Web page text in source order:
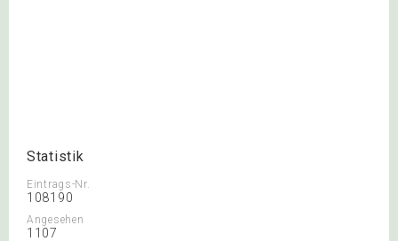
Statistik
Eintrags-Nr.
108190
Angesehen
1107